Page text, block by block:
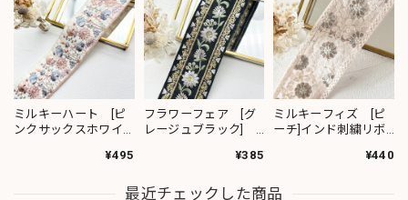
ミルキーハート [ピ
ンクサックスホワイ
¥495
フラワーフェア [グ
レージュブラック]
¥385
ミルキーフィズ [ピ
ーチ]インド刺繍リボ
¥440
最近チェックした商品